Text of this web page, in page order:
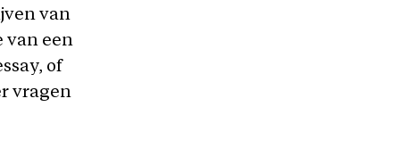
van
van een
of
vragen